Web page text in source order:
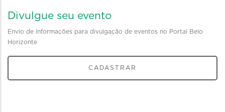
Divulgue seu evento
Envio de informações para divulgação de eventos no Portal Belo
Horizonte
CADASTRAR